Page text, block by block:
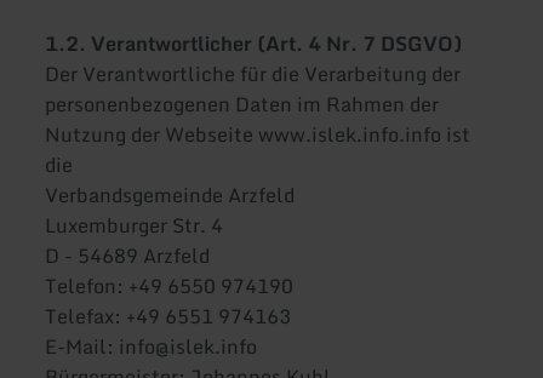
1.2. Verantwortlicher (Art. 4 Nr. 7 DSGVO)
Der Verantwortliche für die Verarbeitung der
personenbezogenen Daten im Rahmen der
Nutzung der Webseite www.islek.info.info ist
die
Verbandsgemeinde Arzfeld
Luxemburger Str. 4
D - 54689 Arzfeld
Telefon: +49 6550 974190
Telefax: +49 6551 974163
E-Mail: info@islek.info